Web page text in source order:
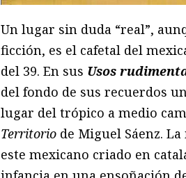
Un lugar sin duda “real”,
ficción, es el cafetal del
del 39. En sus Usos
del fondo de sus recuerdos
lugar del trópico a medio
Territorio de Miguel Sáenz.
este mexicano criado en